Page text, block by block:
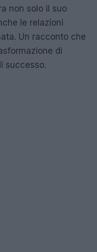
non solo il suo
le relazioni
Un racconto che
di
successo.